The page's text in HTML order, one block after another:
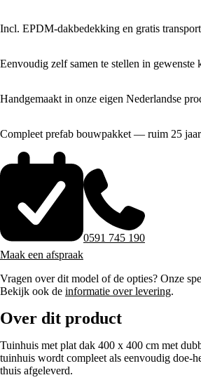
Incl. EPDM-dakbedekking en gratis
Eenvoudig zelf samen te stellen in gewenste
Handgemaakt in onze eigen Nederlandse
Compleet prefab bouwpakket — ruim 25
Maak een afspraak
0591 745 190
Vragen over dit model of de opties? Onze
Bekijk ook de informatie over levering.
Over dit product
Tuinhuis met plat dak 400 x 400 cm met
tuinhuis wordt compleet als eenvoudig doe-
thuis afgeleverd.